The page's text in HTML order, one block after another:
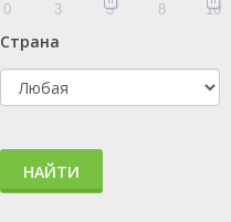
0 3 5 8 10
Страна
НАЙТИ